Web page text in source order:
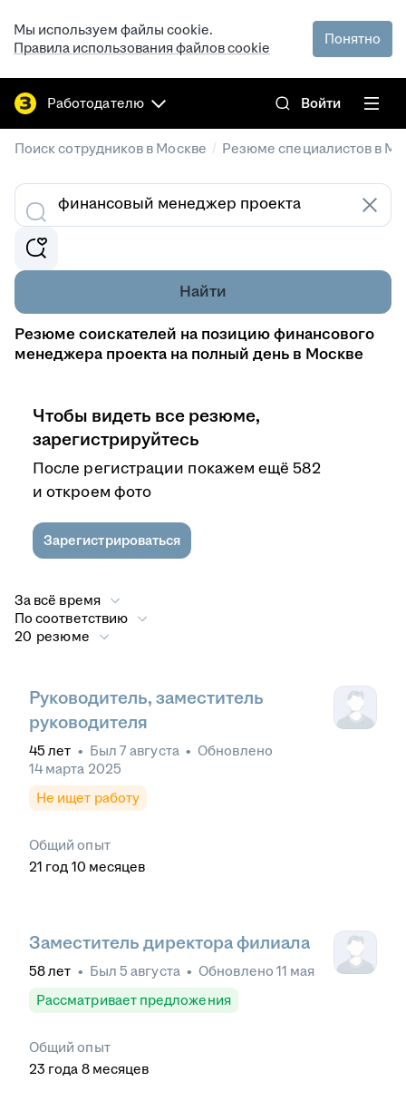
Мы используем файлы cookie.
Правила использования файлов cookie
Понятно
Работодателю Войти
Поиск сотрудников в Москве / Резюме специалистов в
Найти
Резюме соискателей на позицию финансового
менеджера проекта на полный день в Москве
Чтобы видеть все резюме,
зарегистрируйтесь
После регистрации покажем ещё 582
и откроем фото
Зарегистрироваться
За всё время
По соответствию
20 резюме
Руководитель, заместитель
руководителя
45 лет • Был 7 августа • Обновлено
14 марта 2025
Не ищет работу
Общий опыт
21 год 10 месяцев
Заместитель директора филиала
58лет • Был 5 августа • Обновлено 11 мая
Рассматривает предложения
Общий опыт
23 года 8 месяцев